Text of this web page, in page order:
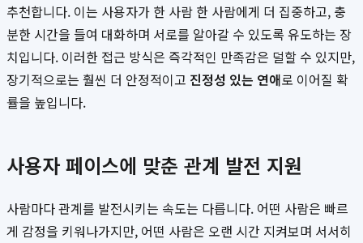
추천합니다. 이는 사용자가 한 사람 한 사람에게 더 집중하고, 충
분한 시간을 들여 대화하며 서로를 알아갈 수 있도록 유도하는 장
치입니다. 이러한 접근 방식은 즉각적인 만족감은 덜할 수 있지만,
장기적으로는 훨씬 더 안정적이고 진정성 있는 연애로 이어질 확
률을 높입니다.
사용자 페이스에 맞춘 관계 발전 지원
사람마다 관계를 발전시키는 속도는 다릅니다. 어떤 사람은 빠르
게 감정을 키워나가지만, 어떤 사람은 오랜 시간 지켜보며 서서히